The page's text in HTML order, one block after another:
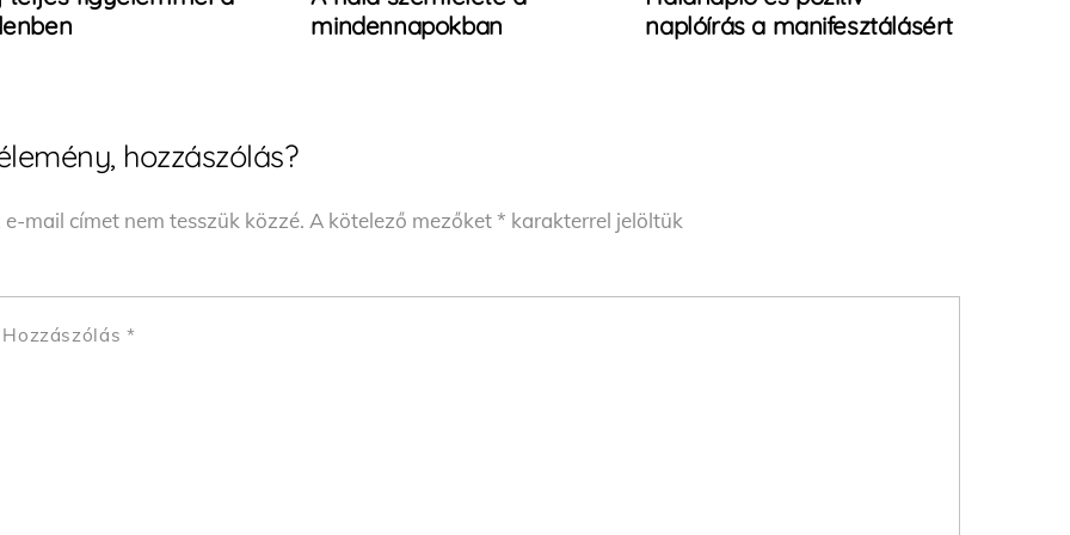
mindennapokban
naplóírás a manifesztálásért
hozzászólás?
e-mail címet nem tesszük közzé. A kötelező mezőket* karakterrel jelöltük
Hozzászólás *